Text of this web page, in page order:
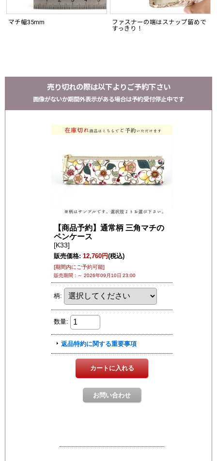
マチ幅35mm
ファスナーの端はスナップ留めで
すっきり！
売り切れの際は以下よりご予約下さい
画像がないか期間外表示がある場合は予約受付停止中です